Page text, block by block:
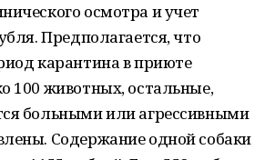
осмотра и учет
Предполагается, что
карантина в приюте
100 животных, остальные,
больными или агрессивными
Содержание одной собаки